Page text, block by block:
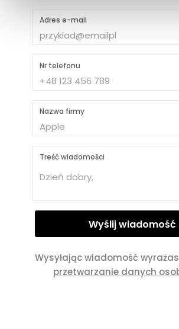
Adres e-mail
Nr telefonu
Nazwa firmy
Treść wiadomości
Wysyłając wiadomość
przetwarzanie danych